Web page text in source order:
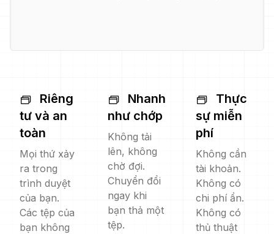
Riêng
tư và an
toàn
Mọi thứ xảy
ra trong
trình duyệt
của bạn.
Các tệp của
bạn không
Nhanh
như chớp
Không tải
lên, không
chờ đợi.
Chuyển đổi
ngay khi
bạn thả một
tệp.
Thực
sự miễn
phí
Không cần
tài khoản.
Không có
chi phí ẩn.
Không có
thủ thuật